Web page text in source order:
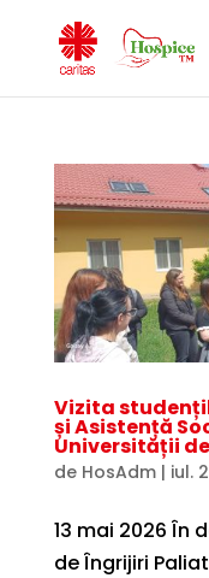
Vizita
și Asistență
Universității
de HosAdm| iul.
13 mai 2026 În
de Îngrijiri